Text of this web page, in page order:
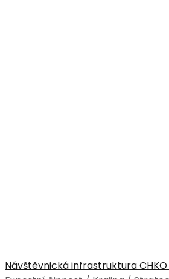
Návštěvnická infrastruktura